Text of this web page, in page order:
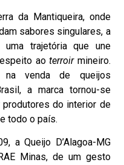
da Mantiqueira, onde
sabores singulares, a
uma trajetória que une
aoterroirmineiro.
na venda de queijos
a marca tornou-se
produtores do interior de
todo o país.
a Queijo D’Alagoa-MG
Minas, de um gesto